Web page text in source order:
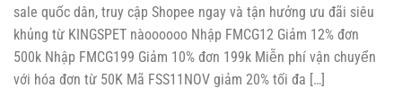
sale quốc dân, truy cập Shopee ngay và tận hưởng ưu đãi siêu
khủng từ KINGSPET nàoooooo Nhập FMCG12 Giảm 12% đơn
500k Nhập FMCG199 Giảm 10% đơn 199k Miễn phí vận chuyển
với hóa đơn từ 50K Mã FSS11NOV giảm 20% tối đa […]